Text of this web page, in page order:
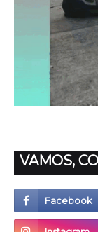
VAMOS,